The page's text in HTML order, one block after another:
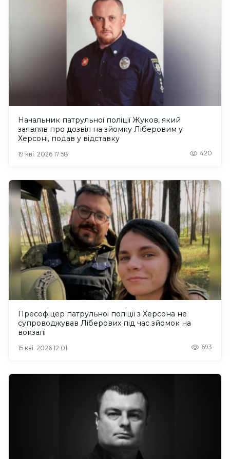
Начальник патрульної поліції Жуков, який
заявляв про дозвіл на зйомку Ліберовим у
Херсоні, подав у відставку
19 кві. 2026 17:58 420
Пресофіцер патрульної поліції з Херсона не
супроводжував Ліберових під час зйомок на
вокзалі
15 кві. 2026 12:01 693